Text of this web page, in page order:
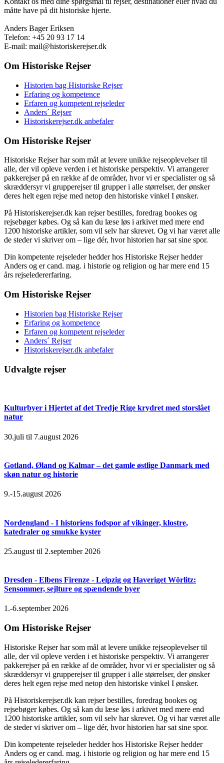
måtte have på dit historiske hjerte.
Anders Bager Eriksen
Telefon: +45 20 93 17 14
E-mail: mail@historiskerejser.dk
Om Historiske Rejser
Historien bag Historiske Rejser
Erfaring og kompetence
Erfaren og kompetent rejseleder
Anders´ Rejser
Historiskerejser.dk anbefaler
Om Historiske Rejser
Historiske Rejser har som mål at levere unikke rejseoplevelser til
alle, der vil opleve verden i et historiske perspektiv. Vi arrangerer
pakkerejser på en række af de områder, hvor vi er specialister og så
skræddersyr vi grupperejser til grupper i alle størrelser, der ønsker
deres helt egen rejse med netop den historiske vinkel I ønsker.
På Historiskerejser.dk kan rejser bestilles, foredrag bookes og
rejsebøger købes. Og så kan du læse løs i arkivet med mere end
1200 historiske artikler, som vil selv har skrevet. Og vi har været alle
de steder vi skriver om – lige dér, hvor historien har sat sine spor.
Din kompetente rejseleder hedder hos Historiske Rejser hedder
Anders og er cand. mag. i historie og religion og har mere end 15
års rejseledererfaring.
Om Historiske Rejser
Historien bag Historiske Rejser
Erfaring og kompetence
Erfaren og kompetent rejseleder
Anders´ Rejser
Historiskerejser.dk anbefaler
Udvalgte rejser
Kulturbyer i Hjertet af det Tredje Rige krydret med storslået
natur
30.juli til 7.august 2026
Gotland, Øland og Kalmar – det gamle østlige Danmark med
skøn natur og historie
9.-15.august 2026
Nordengland - I historiens fodspor af vikinger, klostre,
katedraler og smukke kyster
25.august til 2.september 2026
Dresden - Elbens Firenze - Leipzig og Haveriget Wörlitz:
Sensommer, sejlture og spændende byer
1.-6.september 2026
Om Historiske Rejser
Historiske Rejser har som mål at levere unikke rejseoplevelser til
alle, der vil opleve verden i et historiske perspektiv. Vi arrangerer
pakkerejser på en række af de områder, hvor vi er specialister og så
skræddersyr vi grupperejser til grupper i alle størrelser, der ønsker
deres helt egen rejse med netop den historiske vinkel I ønsker.
På Historiskerejser.dk kan rejser bestilles, foredrag bookes og
rejsebøger købes. Og så kan du læse løs i arkivet med mere end
1200 historiske artikler, som vil selv har skrevet. Og vi har været alle
de steder vi skriver om – lige dér, hvor historien har sat sine spor.
Din kompetente rejseleder hedder hos Historiske Rejser hedder
Anders og er cand. mag. i historie og religion og har mere end 15